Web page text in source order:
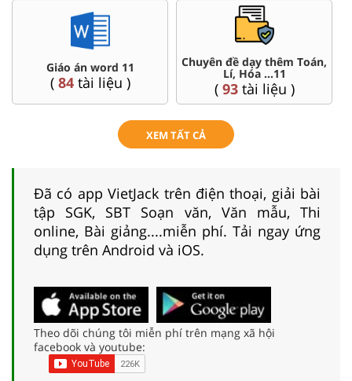
Giáo án word 11
( 84tài liệu )
Chuyên đề dạy thêm Toán,
Lí, Hóa ...11
( 93tài liệu )
XEM TẤT CẢ
Đã có app VietJack trên điện thoại, giải bài
tập SGK, SBT Soạn văn, Văn mẫu, Thi
online, Bài giảng....miễn phí. Tải ngay ứng
dụng trên Android và iOS.
Theo dõi chúng tôi miễn phí trên mạng xã hội
facebook và youtube: